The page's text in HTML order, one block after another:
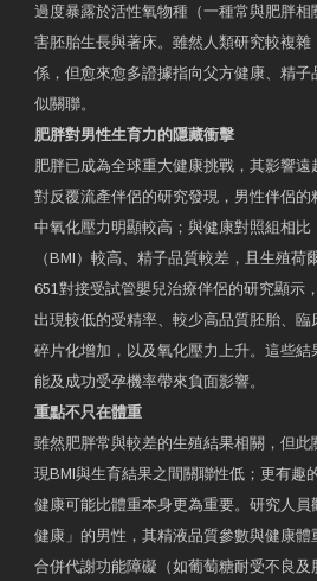
過度暴露於活性氧物種（一種常與肥胖
害胚胎生長與著床。雖然人類研究較複雜
係，但愈來愈多證據指向父方健康、精
似關聯。
肥胖對男性生育力的隱藏衝擊
肥胖已成為全球重大健康挑戰，其影響
對反覆流產伴侶的研究發現，男性伴侶
中氧化壓力明顯較高；與健康對照組相比
（BMI）較高、精子品質較差，且生殖荷
651對接受試管嬰兒治療伴侶的研究顯示
出現較低的受精率、較少高品質胚胎、
碎片化增加，以及氧化壓力上升。這些
能及成功受孕機率帶來負面影響。
重點不只在體重
雖然肥胖常與較差的生殖結果相關，但
現BMI與生育結果之間關聯性低；更有趣
健康可能比體重本身更為重要。研究人
健康」的男性，其精液品質參數與健康
合併代謝功能障礙（如葡萄糖耐受不良